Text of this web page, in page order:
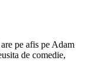
pe afis pe Adam
de comedie,